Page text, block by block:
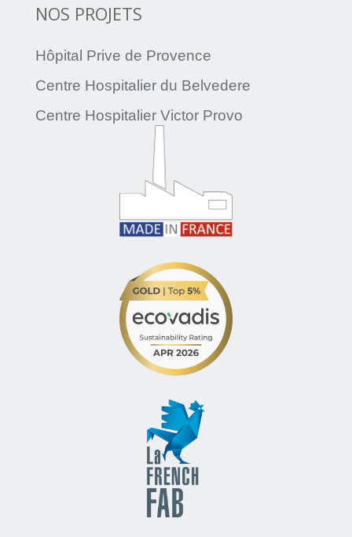
NOS PROJETS
Hôpital Prive de Provence
Centre Hospitalier du Belvedere
Centre Hospitalier Victor Provo